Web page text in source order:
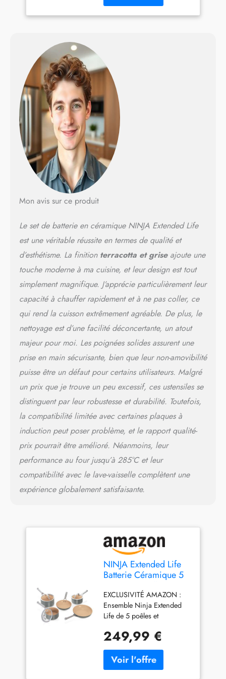
et 20 cm avec leurs
couvercles ADAPTÉ À TOUS
l'électrique et la céramique
TECHNOLOGIE
CERAMICLOCK : Le
revêtement céramique à
double liaison résistant offre
des années de performance
antiadhésive LAVABLE AU
LAVE-VAISSELLE : Lavez à la
main ou au lave-vaisselle,
sans besoin de pré-
trempage ni de frottement
cm avec Couvercle, 1,02 kg,
Casserole 18 cm avec
Casserole 20 cm avec
Couvercle, 1,42 kg. Couleur
: Gris et Terracotta
GARANTIE DE 5 ANS*
(*La céramique à durée de
vie prolongée de Ninja est
entièrement garantie par
Ninja pour maintenir des
performances antiadhésives
pendant 5 ans
(lorsqu'utilisée comme
indiqué)
Mon avis sur ce produit
Le set de batterie en céramique NINJA Extended Life
est une véritable réussite en termes de qualité et
d’esthétisme. La finition terracotta et griseajoute une
touche moderne à ma cuisine, et leur design est tout
simplement magnifique. J’apprécie particulièrement leur
capacité à chauffer rapidement et à ne pas coller, ce
qui rend la cuisson extrêmement agréable. De plus, le
nettoyage est d’une facilité déconcertante, un atout
majeur pour moi. Les poignées solides assurent une
prise en main sécurisante, bien que leur non-amovibilité
puisse être un défaut pour certains utilisateurs. Malgré
un prix que je trouve un peu excessif, ces ustensiles se
distinguent par leur robustesse et durabilité. Toutefois,
la compatibilité limitée avec certaines plaques à
induction peut poser problème, et le rapport qualité-
prix pourrait être amélioré. Néanmoins, leur
performance au four jusqu’à 285°C et leur
compatibilité avec le lave-vaisselle complètent une
expérience globalement satisfaisante.
NINJA Extended Life
Batterie Céramique 5
CW95000EUUKDB
EXCLUSIVITÉ AMAZON :
Ensemble Ninja Extended
Life de 5 poêles et
gris et terracotta. Comprend
deux poêles de 20 et 24 cm
et trois casseroles de 16, 18
et 20 cm avec leurs
249,99 €